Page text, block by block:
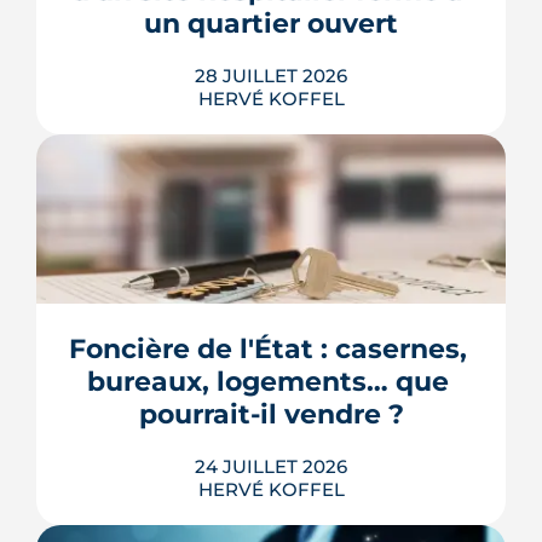
LIRE L'ARTICLE
un quartier ouvert
28 JUILLET 2026
HERVÉ KOFFEL
Longtemps clos derrière les murs de
l'hôpital Guillaume-Régnier, le Bois-
Perrin s'ouvre enfin sur la ville. La
redessinera tout un pan du quartier
Jeanne-d'Arc jusqu'en 2030.
LIRE L'ARTICLE
Foncière de l'État : casernes,
bureaux, logements… que
pourrait-il vendre ?
24 JUILLET 2026
HERVÉ KOFFEL